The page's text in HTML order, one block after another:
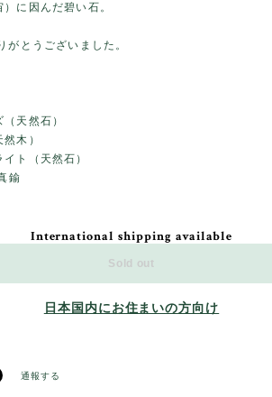
に因んだ碧い石。
がとうございました。
天然石）
木）
ト（天然石）
鍮
International shipping available
Sold out
日本国内にお住まいの方向け
通報する